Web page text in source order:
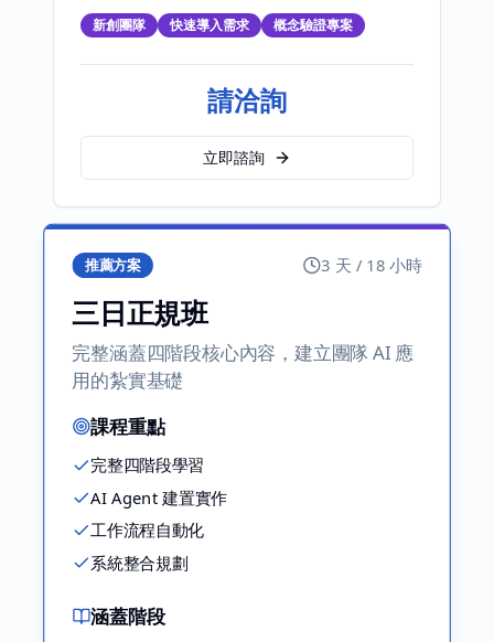
新創團隊 快速導入需求 概念驗證專案
請洽詢
立即諮詢
推薦方案 3 天 / 18 小時
三日正規班
完整涵蓋四階段核心內容，建立團隊 AI 應
用的紮實基礎
課程重點
完整四階段學習
AI Agent 建置實作
工作流程自動化
系統整合規劃
涵蓋階段